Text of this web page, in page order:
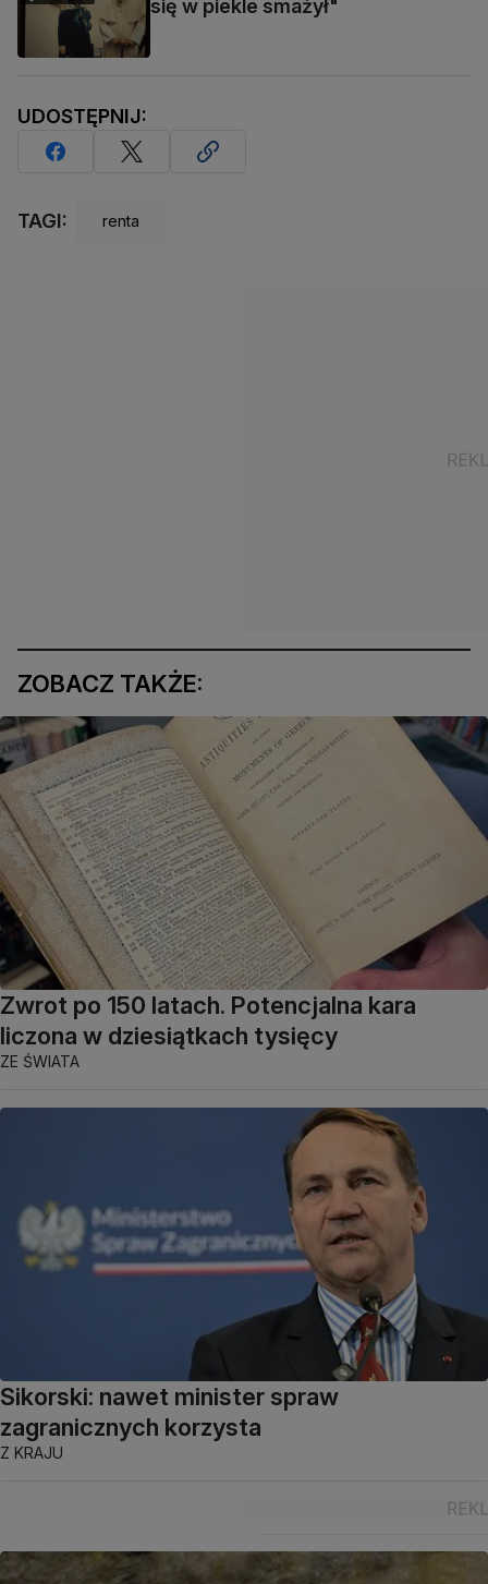
się w piekle smażył"
UDOSTĘPNIJ:
TAGI: renta
ZOBACZ TAKŻE:
Zwrot po 150 latach. Potencjalna kara
liczona w dziesiątkach tysięcy
ZE ŚWIATA
Sikorski: nawet minister spraw
zagranicznych korzysta
Z KRAJU